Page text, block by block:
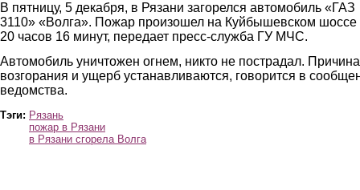
В пятницу, 5 декабря, в Рязани загорелся автомобиль «ГАЗ
3110» «Волга». Пожар произошел на Куйбышевском шоссе
20 часов 16 минут, передает пресс-служба ГУ МЧС.
Автомобиль уничтожен огнем, никто не пострадал. Причина
возгорания и ущерб устанавливаются, говорится в
ведомства.
Тэги: Рязань
пожар в Рязани
в Рязани сгорела Волга